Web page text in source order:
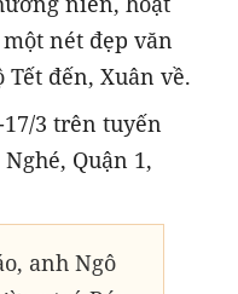
nét đẹp văn
đến, Xuân về.
3 trên tuyến
Quận 1,
anh Ngô